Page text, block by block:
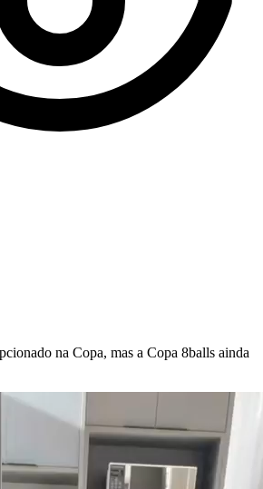
na Copa, mas a Copa 8balls ainda